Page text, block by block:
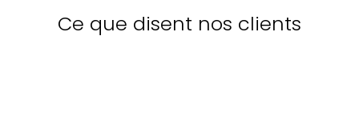
Ce que disent nos clients